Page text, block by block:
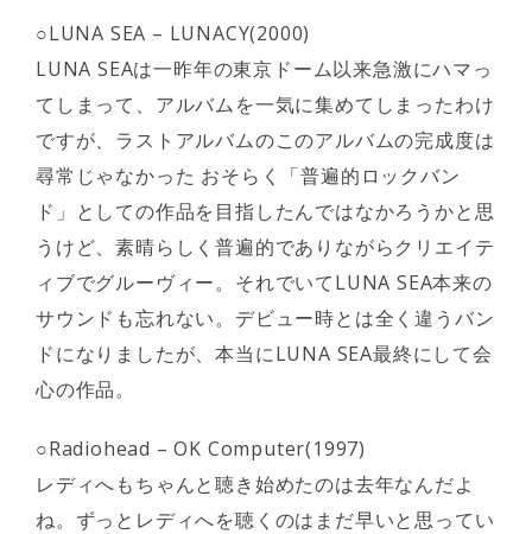
○LUNA SEA – LUNACY(2000)
LUNA SEAは一昨年の東京ドーム以来急激にハマっ
てしまって、アルバムを一気に集めてしまったわけ
ですが、ラストアルバムのこのアルバムの完成度は
尋常じゃなかった おそらく「普遍的ロックバン
ド」としての作品を目指したんではなかろうかと思
うけど、素晴らしく普遍的でありながらクリエイテ
ィブでグルーヴィー。それでいてLUNA SEA本来の
サウンドも忘れない。デビュー時とは全く違うバン
ドになりましたが、本当にLUNA SEA最終にして会
心の作品。
○Radiohead – OK Computer(1997)
レディへもちゃんと聴き始めたのは去年なんだよ
ね。ずっとレディへを聴くのはまだ早いと思ってい